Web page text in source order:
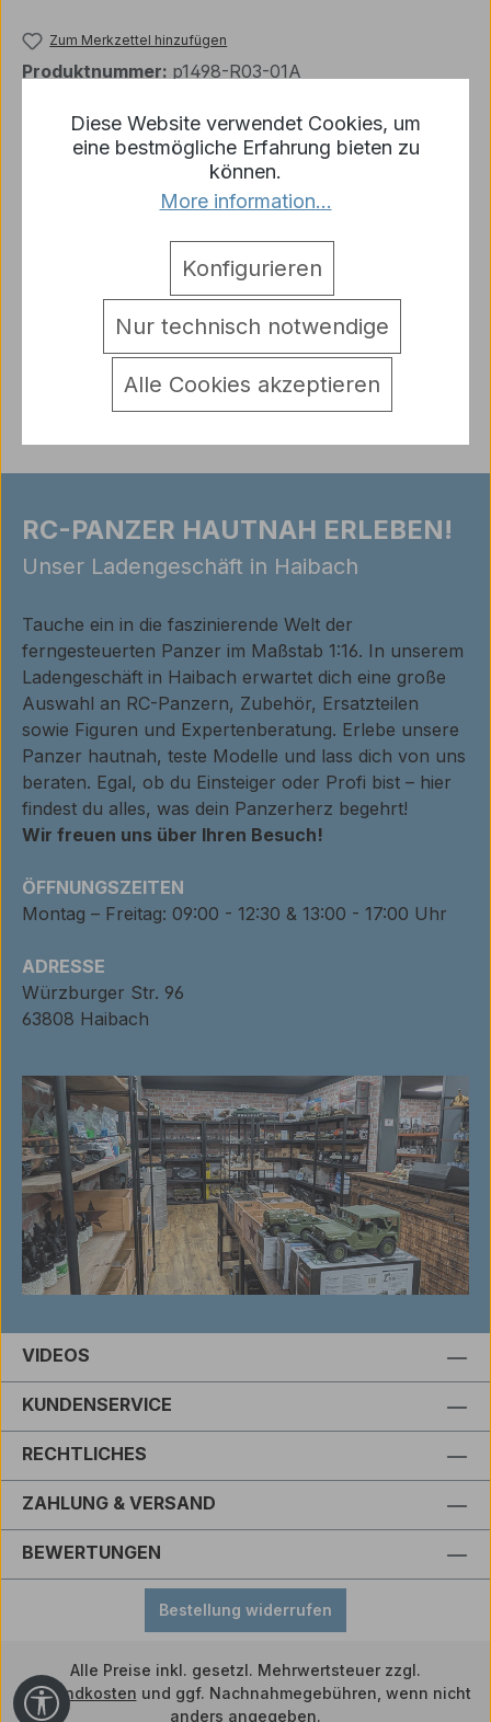
Zum Merkzettel hinzufügen
Produktnummer: p1498-R03-01A
Staerkere Federn für Rc Panzer M26 Snow
Warnhinweise
Bewertungen
RC-PANZER HAUTNAH ERLEBEN!
Unser Ladengeschäft in Haibach
Tauche ein in die faszinierende Welt der
ferngesteuerten Panzer im Maßstab 1:16. In unserem
Ladengeschäft in Haibach erwartet dich eine große
Auswahl an RC-Panzern, Zubehör, Ersatzteilen
sowie Figuren und Expertenberatung. Erlebe unsere
Panzer hautnah, teste Modelle und lass dich von uns
beraten. Egal, ob du Einsteiger oder Profi bist – hier
findest du alles, was dein Panzerherz begehrt!
Wir freuen uns über Ihren Besuch!
ÖFFNUNGSZEITEN
Montag – Freitag: 09:00 - 12:30 & 13:00 - 17:00 Uhr
ADRESSE
Würzburger Str. 96
63808 Haibach
VIDEOS
KUNDENSERVICE
RECHTLICHES
ZAHLUNG & VERSAND
BEWERTUNGEN
Bestellung widerrufen
Alle Preise inkl. gesetzl. Mehrwertsteuer zzgl.
Versandkosten und ggf. Nachnahmegebühren, wenn nicht
anders angegeben.
Werkzeugleiste anzeigen
Diese Website verwendet Cookies, um
eine bestmögliche Erfahrung bieten zu
können.
More information...
Nur technisch notwendige
Konfigurieren
Alle Cookies akzeptieren